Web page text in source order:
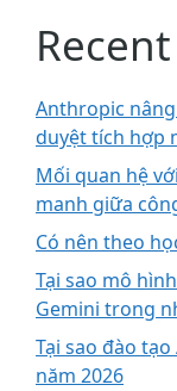
Anthropic
duyệt tích hợp
Mối quan hệ
manh giữa
Có nên theo
Tại sao mô
Gemini trong
Tại sao đào
năm 2026